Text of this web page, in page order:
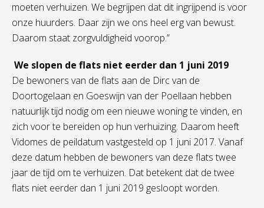
moeten verhuizen. We begrijpen dat dit ingrijpend is voor
onze huurders. Daar zijn we ons heel erg van bewust.
Daarom staat zorgvuldigheid voorop.”
We slopen de flats niet eerder dan 1 juni 2019
De bewoners van de flats aan de Dirc van de
Doortogelaan en Goeswijn van der Poellaan hebben
natuurlijk tijd nodig om een nieuwe woning te vinden, en
zich voor te bereiden op hun verhuizing. Daarom heeft
Vidomes de peildatum vastgesteld op 1 juni 2017. Vanaf
deze datum hebben de bewoners van deze flats twee
jaar de tijd om te verhuizen. Dat betekent dat de twee
flats niet eerder dan 1 juni 2019 gesloopt worden.